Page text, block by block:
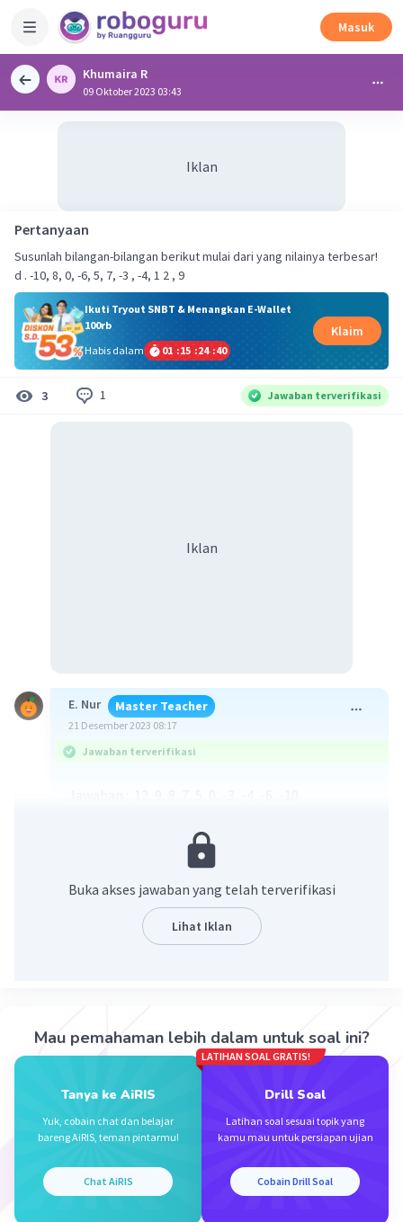
Masuk
Khumaira R
09 Oktober 2023 03:43
Iklan
Pertanyaan
Susunlah bilangan-bilangan berikut mulai dari yang nilainya terbesar!
d . -10, 8, 0, -6, 5, 7, -3 , -4, 1 2 , 9
Ikuti Tryout SNBT & Menangkan E-Wallet
100rb
Habis dalam
01 :15 :24 :40
Klaim
3 1 Jawaban terverifikasi
Iklan
E. Nur Master Teacher
21 Desember 2023 08:17
Jawaban terverifikasi
Pada garis bilangan, bilangan yang terletak
paling kanan adalah bilangan yang terbesar.
Pada garis bilangan urutan bilangan dari paling
kanan ke kiri adalah 12, 9, 8, 7, 5, 0, -3, -4, -6, -10
Beri Rating·0.0(0) Balas
Buka akses jawaban yang telah terverifikasi
Lihat Iklan
Mau pemahaman lebih dalam untuk soal ini?
Tanya ke AiRIS
Yuk, cobain chat dan belajar
bareng AiRIS, teman pintarmu!
Chat AiRIS
LATIHAN SOAL GRATIS!
Drill Soal
Latihan soal sesuai topik yang
kamu mau untuk persiapan ujian
Cobain Drill Soal